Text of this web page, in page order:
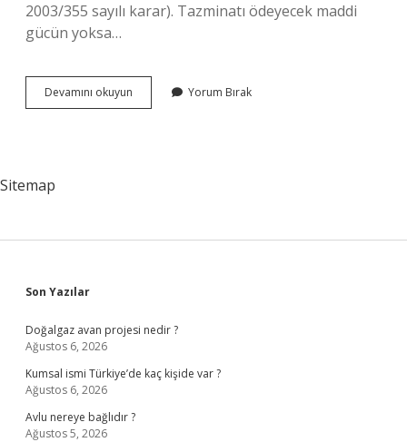
2003/355 sayılı karar). Tazminatı ödeyecek maddi
gücün yoksa…
Devamını okuyun Boşanmada
Manevi
Yorum Bırak
Sitemap
Sidebar
Son Yazılar
Doğalgaz avan projesi nedir ?
Ağustos 6, 2026
Kumsal ismi Türkiye’de kaç kişide var ?
Ağustos 6, 2026
Avlu nereye bağlıdır ?
Ağustos 5, 2026